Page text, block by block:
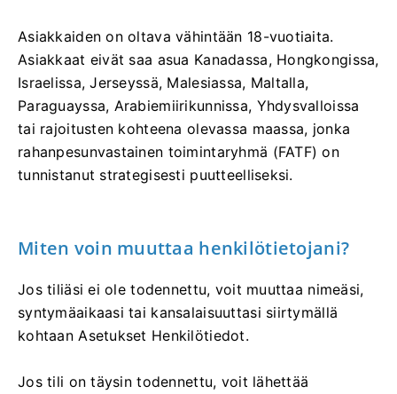
Asiakkaiden on oltava vähintään 18-vuotiaita.
Asiakkaat eivät saa asua Kanadassa, Hongkongissa,
Israelissa, Jerseyssä, Malesiassa, Maltalla,
Paraguayssa, Arabiemiirikunnissa, Yhdysvalloissa
tai rajoitusten kohteena olevassa maassa, jonka
rahanpesunvastainen toimintaryhmä (FATF) on
tunnistanut strategisesti puutteelliseksi.
Miten voin muuttaa henkilötietojani?
Jos tiliäsi ei ole todennettu, voit muuttaa nimeäsi,
syntymäaikaasi tai kansalaisuuttasi siirtymällä
kohtaan Asetukset Henkilötiedot.
Jos tili on täysin todennettu, voit lähettää